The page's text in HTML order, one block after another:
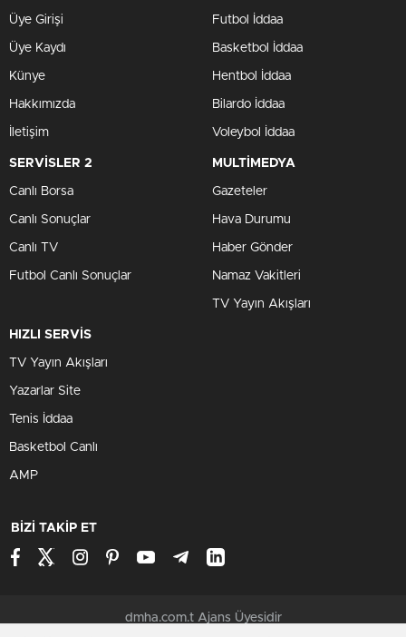
Üye Girişi
Üye Kaydı
Künye
Hakkımızda
İletişim
Futbol İddaa
Basketbol İddaa
Hentbol İddaa
Bilardo İddaa
Voleybol İddaa
SERVİSLER 2
Canlı Borsa
Canlı Sonuçlar
Canlı TV
Futbol Canlı Sonuçlar
MULTİMEDYA
Gazeteler
Hava Durumu
Haber Gönder
Namaz Vakitleri
TV Yayın Akışları
HIZLI SERVİS
TV Yayın Akışları
Yazarlar Site
Tenis İddaa
Basketbol Canlı
AMP
BİZİ TAKİP ET
dmha.com.t Ajans Üyesidir